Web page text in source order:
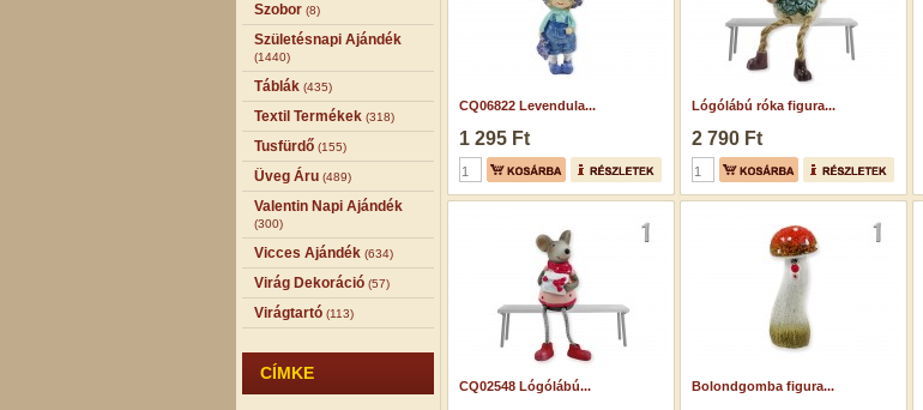
Szobor (8)
Születésnapi Ajándék
(1440)
Táblák (435)
Textil Termékek (318)
Tusfürdő (155)
Üveg Áru (489)
Valentin Napi Ajándék
(300)
Vicces Ajándék (634)
Virág Dekoráció (57)
Virágtartó (113)
CÍMKE
CQ06822 Levendula...
1 295 Ft
Lógólábú róka figura...
2 790 Ft
CQ02548 Lógólábú... Bolondgomba figura...